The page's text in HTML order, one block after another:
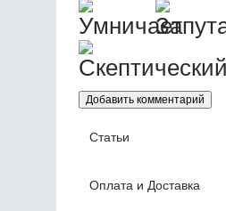
Статьи
Оплата и Доставка